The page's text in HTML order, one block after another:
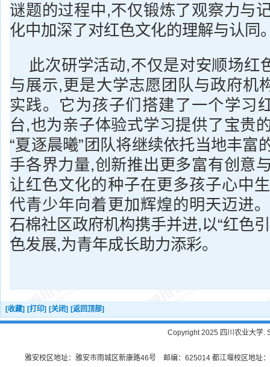
谜题的过程中,不仅锻炼了观察力与
化中加深了对红色文化的理解与认同
此次研学活动,不仅是对安顺场红
与展示,更是大学志愿团队与政府机
实践。它为孩子们搭建了一个学习
台,也为亲子体验式学习提供了宝贵
“夏逐晨曦”团队将继续依托当地丰富
手各界力量,创新推出更多富有创意
让红色文化的种子在更多孩子心中
代青少年向着更加辉煌的明天迈进
石棉社区政府机构携手并进,以“红色
色发展,为青年成长助力添彩。
[收藏] [打印] [关闭] [返回顶部]
Copyright 2025 四川农业大学.
雅安校区地址：雅安市雨城区新康路46号 邮编：625014 都江堰校区地址